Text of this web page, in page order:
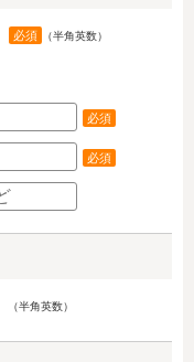
必須 （半角英数）
必須
必須
（半角英数）